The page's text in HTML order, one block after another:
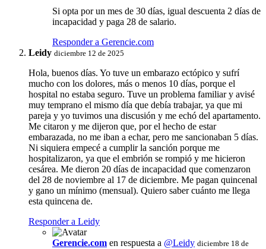
Si opta por un mes de 30 días, igual descuenta 2 días de
incapacidad y paga 28 de salario.
Responder a Gerencie.com
Leidy diciembre 12 de 2025
Hola, buenos días. Yo tuve un embarazo ectópico y sufrí
mucho con los dolores, más o menos 10 días, porque el
hospital no estaba seguro. Tuve un problema familiar y avisé
muy temprano el mismo día que debía trabajar, ya que mi
pareja y yo tuvimos una discusión y me echó del apartamento.
Me citaron y me dijeron que, por el hecho de estar
embarazada, no me iban a echar, pero me sancionaban 5 días.
Ni siquiera empecé a cumplir la sanción porque me
hospitalizaron, ya que el embrión se rompió y me hicieron
cesárea. Me dieron 20 días de incapacidad que comenzaron
del 28 de noviembre al 17 de diciembre. Me pagan quincenal
y gano un mínimo (mensual). Quiero saber cuánto me llega
esta quincena de.
Responder a Leidy
Gerencie.com en respuesta a @Leidy diciembre 18 de